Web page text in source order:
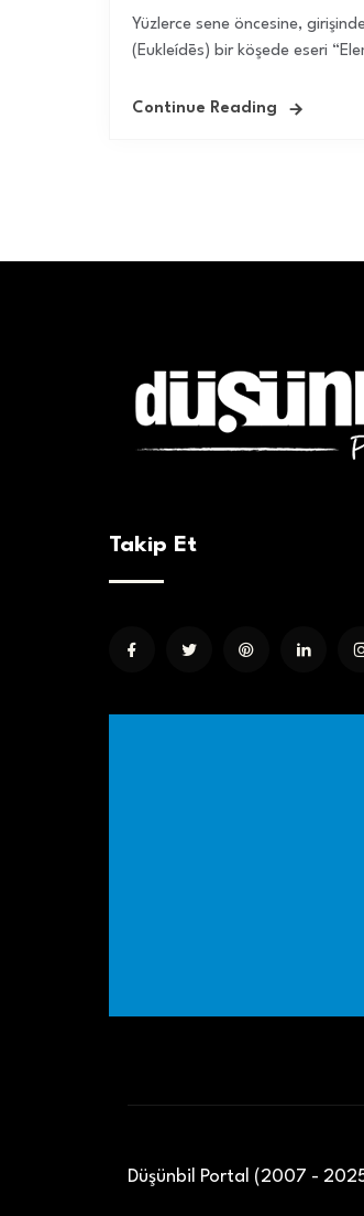
Yüzlerce sene öncesine,
(Eukleídēs) bir köşede eseri
Continue Reading
Takip Et
Düşünbil Portal (2007 -